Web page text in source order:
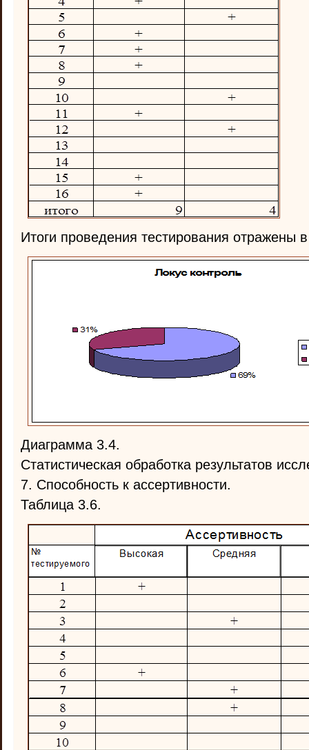
Итоги проведения тестирования отражены
Диаграмма 3.4.
Статистическая обработка результатов
7. Способность к ассертивности.
Таблица 3.6.